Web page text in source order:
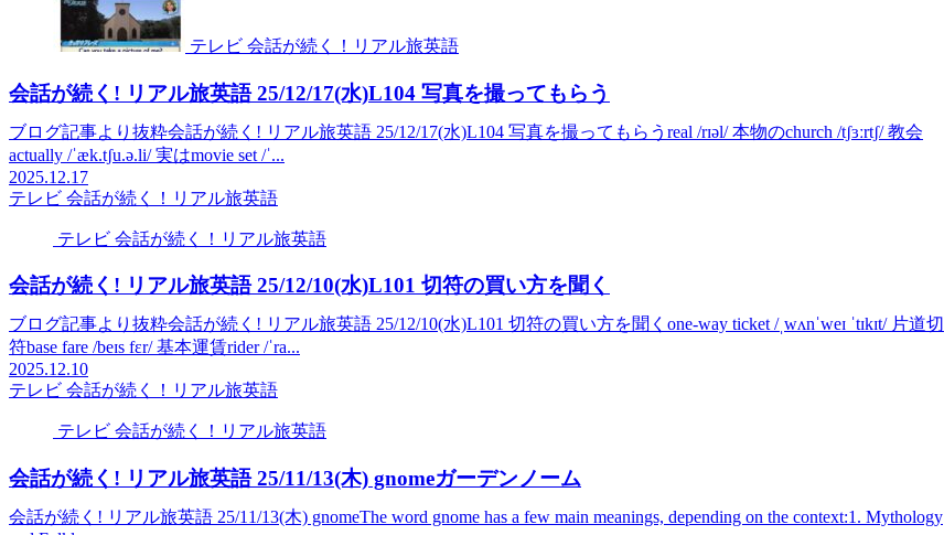
テレビ 会話が続く！リアル旅英語
会話が続く! リアル旅英語 25/12/17(水)L104 写真を撮ってもらう
ブログ記事より抜粋会話が続く! リアル旅英語 25/12/17(水)L104 写真を撮ってもらうreal /rɪəl/ 本物のchurch /tʃɜːrtʃ/ 教会
actually /ˈæk.tʃu.ə.li/ 実はmovie set /ˈ...
2025.12.17
テレビ 会話が続く！リアル旅英語
テレビ 会話が続く！リアル旅英語
会話が続く! リアル旅英語 25/12/10(水)L101 切符の買い方を聞く
ブログ記事より抜粋会話が続く! リアル旅英語 25/12/10(水)L101 切符の買い方を聞くone-way ticket /ˌwʌnˈweɪ ˈtɪkɪt/ 片道切
符base fare /beɪs fɛr/ 基本運賃rider /ˈra...
2025.12.10
テレビ 会話が続く！リアル旅英語
テレビ 会話が続く！リアル旅英語
会話が続く! リアル旅英語 25/11/13(木) gnomeガーデンノーム
会話が続く! リアル旅英語 25/11/13(木) gnomeThe word gnome has a few main meanings, depending on the context:1. Mythology